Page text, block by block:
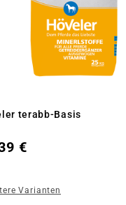
terabb-Basis
€
Varianten